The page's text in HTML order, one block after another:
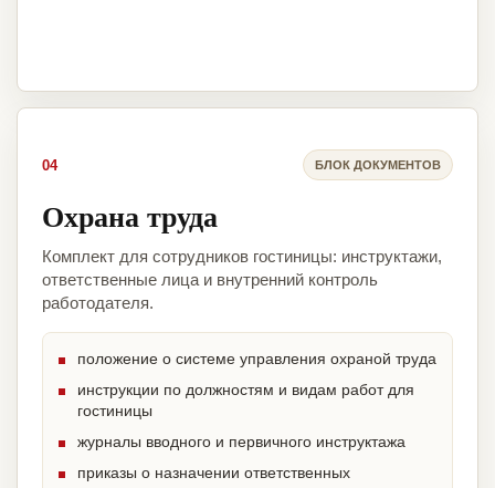
04 БЛОК ДОКУМЕНТОВ
Охрана труда
Комплект для сотрудников гостиницы: инструктажи,
ответственные лица и внутренний контроль
работодателя.
положение о системе управления охраной труда
инструкции по должностям и видам работ для
гостиницы
журналы вводного и первичного инструктажа
приказы о назначении ответственных